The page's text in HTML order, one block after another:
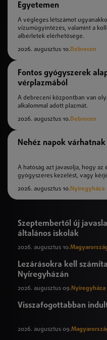
Egyetemen
A végleges létszámot
vízumügyintézés, valamint a
albérletek elérhetősége.
2026. augusztus 10.Debrecen
Fontos gyógyszerek
vérplazmából
A debreceni központban van
alkalommal adott plazmát.
2026. augusztus 10.Debrecen
Nehéz napok
A hatóság azt javasolja, hogy
gyógyszeres kezelést, vagy
2026. augusztus 10. Nyíregyháza
Szeptembertől új
általános iskolák
2026. augusztus 10.
Lezárásokra kell
Nyíregyházán
2026. augusztus 09. Nyíregyháza
Visszafogottabban
2026. augusztus 09.